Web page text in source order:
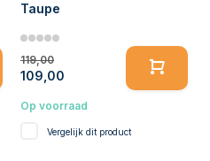
Taupe
119,00
109,00
Op voorraad
Vergelijk dit product